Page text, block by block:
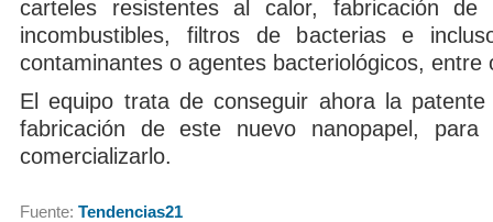
carteles resistentes al calor, fabricación de
incombustibles, filtros de bacterias e
contaminantes o agentes bacteriológicos, entre
El equipo trata de conseguir ahora la
fabricación de este nuevo nanopapel, para
comercializarlo.
Fuente: Tendencias21